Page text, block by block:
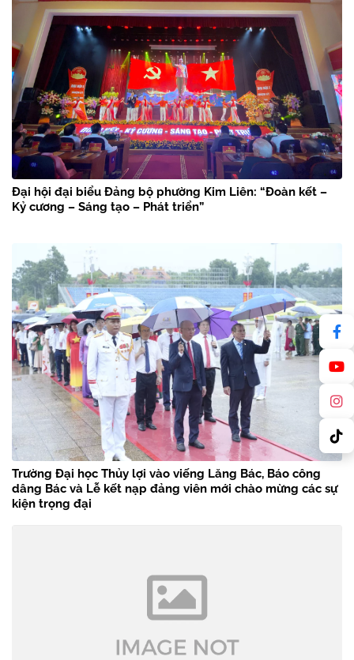
Đại hội đại biểu Đảng bộ phường Kim Liên: “Đoàn kết –
Kỷ cương – Sáng tạo – Phát triển”
Trường Đại học Thủy lợi vào viếng Lăng Bác, Báo công
dâng Bác và Lễ kết nạp đảng viên mới chào mừng các sự
kiện trọng đại